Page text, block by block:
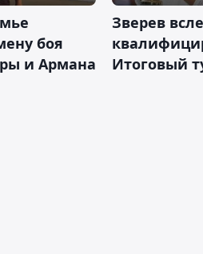
боя
и Армана
Зверев
Итоговый